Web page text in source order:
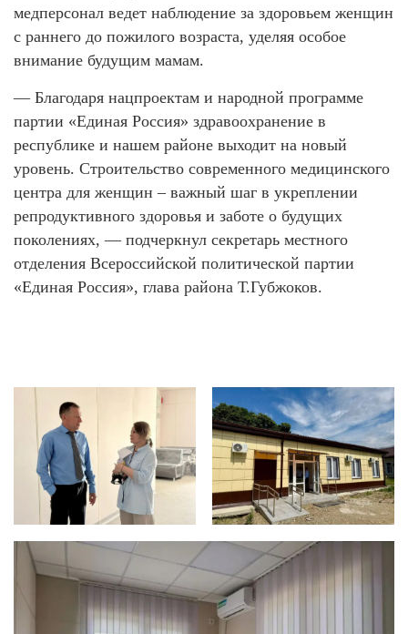
медперсонал ведет наблюдение за здоровьем женщин
с раннего до пожилого возраста, уделяя особое
внимание будущим мамам.
— Благодаря нацпроектам и народной программе
партии «Единая Россия» здравоохранение в
республике и нашем районе выходит на новый
уровень. Строительство современного медицинского
центра для женщин – важный шаг в укреплении
репродуктивного здоровья и заботе о будущих
поколениях, — подчеркнул секретарь местного
отделения Всероссийской политической партии
«Единая Россия», глава района Т.Губжоков.